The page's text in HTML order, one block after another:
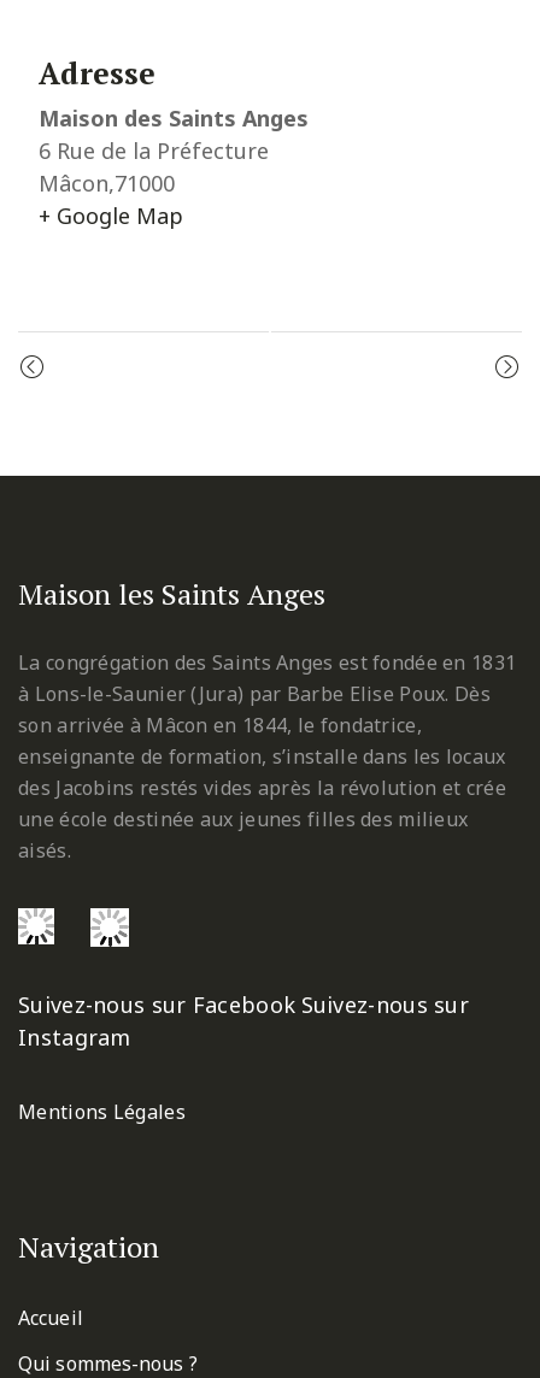
Adresse
Maison des Saints Anges
6 Rue de la Préfecture
Mâcon,71000
+ Google Map
Event
Maison les Saints Anges
La congrégation des Saints Anges est fondée en 1831
à Lons-le-Saunier (Jura) par Barbe Elise Poux. Dès
son arrivée à Mâcon en 1844, le fondatrice,
enseignante de formation, s’installe dans les locaux
des Jacobins restés vides après la révolution et crée
une école destinée aux jeunes filles des milieux
aisés.
Suivez-nous sur Facebook Suivez-nous sur
Instagram
Mentions Légales
Navigation
Accueil
Qui sommes-nous ?